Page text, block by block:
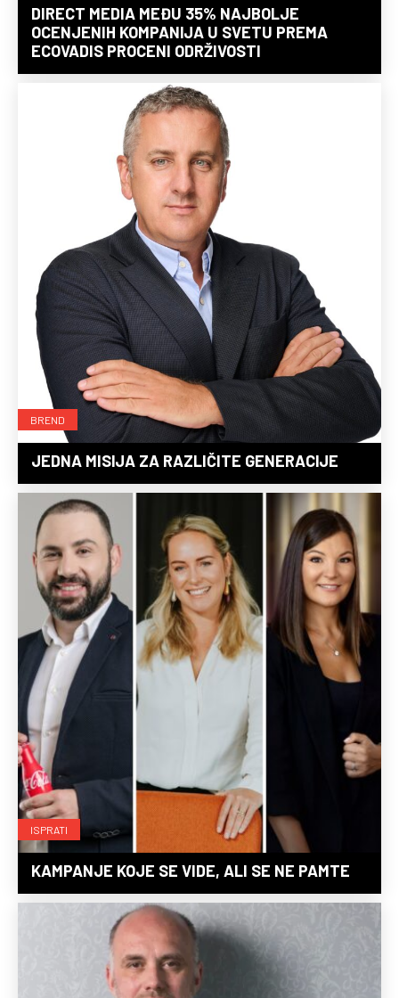
DIRECT MEDIA MEĐU 35% NAJBOLJE
OCENJENIH KOMPANIJA U SVETU PREMA
ECOVADIS PROCENI ODRŽIVOSTI
BREND
JEDNA MISIJA ZA RAZLIČITE GENERACIJE
ISPRATI
KAMPANJE KOJE SE VIDE, ALI SE NE PAMTE